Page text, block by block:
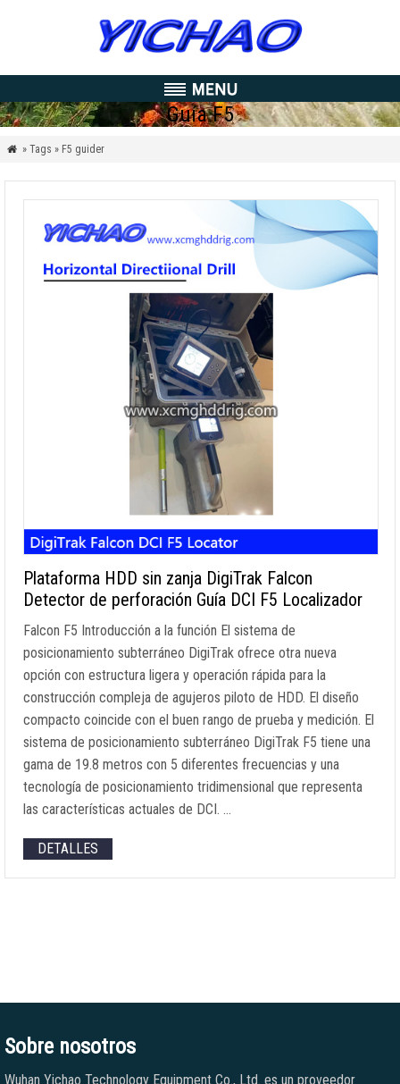
Guía F5
 » Tags » F5 guider
Plataforma HDD sin zanja DigiTrak Falcon
Detector de perforación Guía DCI F5 Localizador
Falcon F5 Introducción a la función El sistema de
posicionamiento subterráneo DigiTrak ofrece otra nueva
opción con estructura ligera y operación rápida para la
construcción compleja de agujeros piloto de HDD. El diseño
compacto coincide con el buen rango de prueba y medición. El
sistema de posicionamiento subterráneo DigiTrak F5 tiene una
gama de 19.8 metros con 5 diferentes frecuencias y una
tecnología de posicionamiento tridimensional que representa
las características actuales de DCI. …
DETALLES
Sobre nosotros
Wuhan Yichao Technology Equipment Co., Ltd. es un proveedor